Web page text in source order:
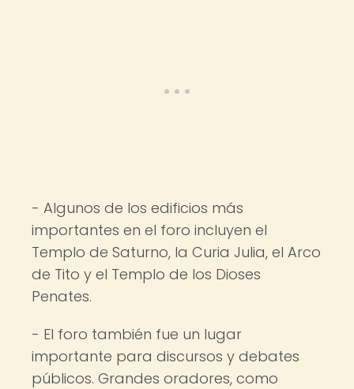
- Algunos de los edificios más
importantes en el foro incluyen el
Templo de Saturno, la Curia Julia, el Arco
de Tito y el Templo de los Dioses
Penates.
- El foro también fue un lugar
importante para discursos y debates
públicos. Grandes oradores, como